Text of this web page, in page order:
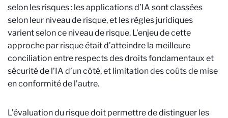
selon les risques : les applications d’IA sont classées
selon leur niveau de risque, et les règles juridiques
varient selon ce niveau de risque. L’enjeu de cette
approche par risque était d’atteindre la meilleure
conciliation entre respects des droits fondamentaux et
sécurité de l’IA d’un côté, et limitation des coûts de mise
en conformité de l’autre.
L’évaluation du risque doit permettre de distinguer les